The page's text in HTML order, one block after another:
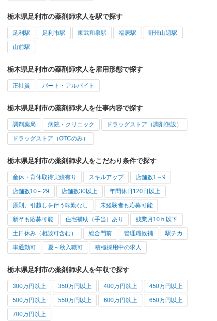
栃木県足利市の薬剤師求人を駅で探す
足利駅 足利市駅 東武和泉駅 福居駅 野州山辺駅
山前駅
栃木県足利市の薬剤師求人を雇用形態で探す
正社員 パート・アルバイト
栃木県足利市の薬剤師求人を仕事内容で探す
調剤薬局 病院・クリニック ドラッグストア（調剤併設）
ドラッグストア（OTCのみ）
栃木県足利市の薬剤師求人をこだわり条件で探す
産休・育休取得実績有り スキルアップ 店舗数1～9
店舗数10～29 店舗数30以上 年間休日120日以上
原則、引越しを伴う転勤なし 未経験者も応募可能
新卒も応募可能 住宅補助（手当）あり 残業月10ｈ以下
土日休み（相談可含む） 総合門前 管理職候補 駅チカ
車通勤可 夏～秋入職可 積極採用中の求人
栃木県足利市の薬剤師求人を年収で探す
300万円以上 350万円以上 400万円以上 450万円以上
500万円以上 550万円以上 600万円以上 650万円以上
700万円以上